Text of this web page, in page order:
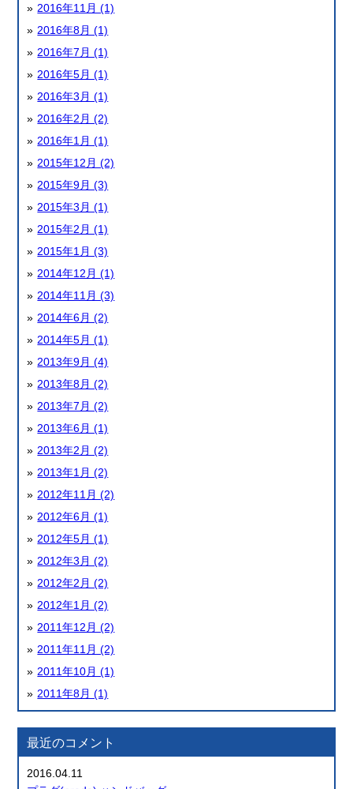
2016年11月 (1)
2016年8月 (1)
2016年7月 (1)
2016年5月 (1)
2016年3月 (1)
2016年2月 (2)
2016年1月 (1)
2015年12月 (2)
2015年9月 (3)
2015年3月 (1)
2015年2月 (1)
2015年1月 (3)
2014年12月 (1)
2014年11月 (3)
2014年6月 (2)
2014年5月 (1)
2013年9月 (4)
2013年8月 (2)
2013年7月 (2)
2013年6月 (1)
2013年2月 (2)
2013年1月 (2)
2012年11月 (2)
2012年6月 (1)
2012年5月 (1)
2012年3月 (2)
2012年2月 (2)
2012年1月 (2)
2011年12月 (2)
2011年11月 (2)
2011年10月 (1)
2011年8月 (1)
最近のコメント
2016.04.11